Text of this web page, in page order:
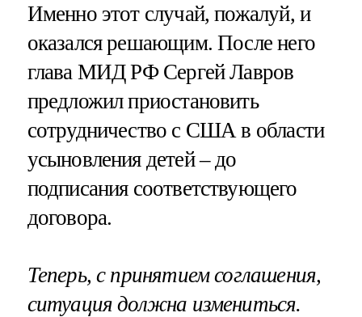
Именно этот случай, пожалуй, и
оказался решающим. После него
глава МИД РФ Сергей Лавров
предложил приостановить
сотрудничество с США в области
усыновления детей – до
подписания соответствующего
договора.
Теперь, с принятием соглашения,
ситуация должна измениться.